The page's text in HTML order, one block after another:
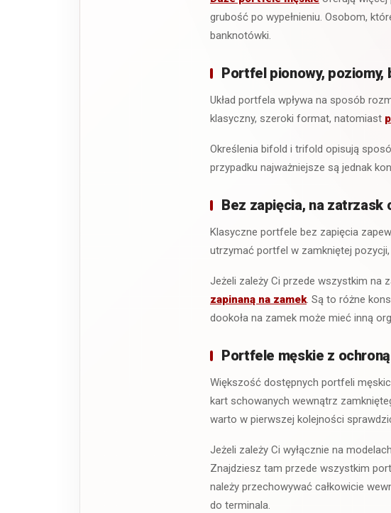
grubość po wypełnieniu. Osobom,
banknotówki.
Portfel pionowy,
Układ portfela wpływa na sposób
klasyczny, szeroki format, natomiast
Określenia bifold i trifold opisują
przypadku najważniejsze są jednak
Bez zapięcia, na zatrzask
Klasyczne portfele bez zapięcia
utrzymać portfel w zamkniętej pozycji,
Jeżeli zależy Ci przede wszystkim na
zapinaną na zamek. Są to różne
dookoła na zamek może mieć inną
Portfele męskie z ochroną
Większość dostępnych portfeli
kart schowanych wewnątrz
warto w pierwszej kolejności
Jeżeli zależy Ci wyłącznie na
Znajdziesz tam przede wszystkim
należy przechowywać całkowicie
do terminala.